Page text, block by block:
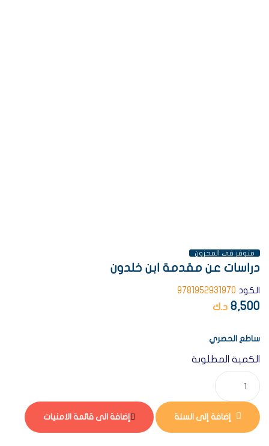
متوفر فى المخزون
دراسات عن مقدمة ابن خلدون
الكود 9781952931970
8,500 د.ك
ساطع الحصري
الكمية المطلوبة
إضافة إلى السلة إضافة الى قائمة الامنيات